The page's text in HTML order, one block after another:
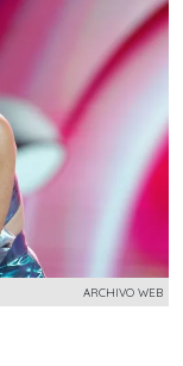
ARCHIVO WEB